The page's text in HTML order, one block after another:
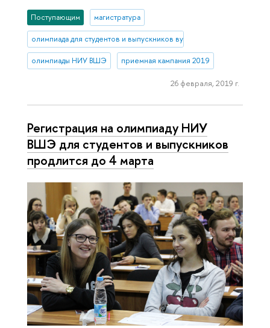
Поступающим магистратура
олимпиада для студентов и выпускников вузов
олимпиады НИУ ВШЭ приемная кампания 2019
26 февраля, 2019 г.
Регистрация на олимпиаду НИУ
ВШЭ для студентов и выпускников
продлится до 4 марта